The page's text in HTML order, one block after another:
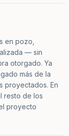
en pozo,
— sin
otorgado. Ya
más de la
proyectados. En
resto de los
proyecto